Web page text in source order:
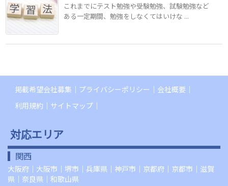
これまでにテスト勉強や受験勉強、試験勉強など
ある一定期間、勉強をしなくてはいけな ...
掲載希望会社募集 プライバシーポリシー
会社概要
利用規約
サイトマップ
対応エリア
関西
大阪府 ｜ 大阪市 ｜ 堺市 ｜ 兵庫県 ｜ 神戸市 ｜ 京都府 ｜ 京都市 ｜ 滋賀
県 ｜ 奈良県 ｜ 和歌山県